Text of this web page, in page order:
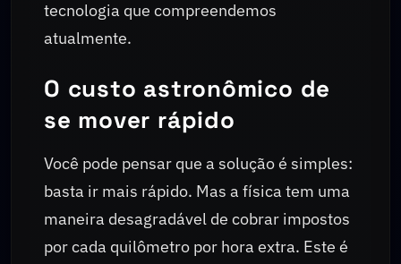
tecnologia que compreendemos
atualmente.
O custo astronômico de
se mover rápido
Você pode pensar que a solução é simples:
basta ir mais rápido. Mas a física tem uma
maneira desagradável de cobrar impostos
por cada quilômetro por hora extra. Este é